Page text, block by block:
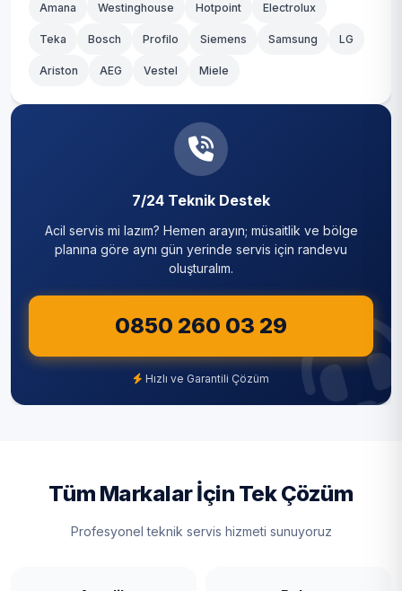
Küçükçekmece
Sultanbeyli
Şişli
Tuzla
Üsküdar
Zeytinburnu
Amana Westinghouse Hotpoint Electrolux
Teka Bosch Profilo Siemens Samsung LG
Ariston AEG Vestel Miele
7/24 Teknik Destek
Acil servis mi lazım? Hemen arayın; müsaitlik ve bölge
planına göre aynı gün yerinde servis için randevu
oluşturalım.
0850 260 03 29
Hızlı ve Garantili Çözüm
Tüm Markalar İçin Tek Çözüm
Profesyonel teknik servis hizmeti sunuyoruz